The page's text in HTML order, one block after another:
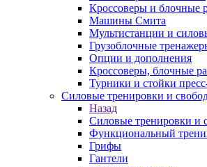
Кроссоверы и блочные
Машины Смита
Мультистанции и
Грузоблочные
Опции и дополнения
Кроссоверы, блочные
Турники и стойки
Силовые тренировки и
Назад
Силовые тренировки и
Функциональный
Грифы
Гантели